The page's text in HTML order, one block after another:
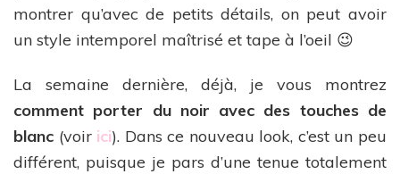
montrer qu’avec de petits détails, on peut avoir
un style intemporel maîtrisé et tape à l’oeil 😉
La semaine dernière, déjà, je vous montrez
comment porter du noir avec des touches de
blanc (voir ici). Dans ce nouveau look, c’est un peu
différent, puisque je pars d’une tenue totalement